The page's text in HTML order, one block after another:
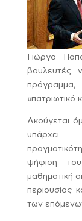
Γιώργο
βουλευτές
πρόγραμμα,
«πατριωτικό
Ακούγεται
υπάρχει
ψήφιση
μαθηματική
περιουσίας
των